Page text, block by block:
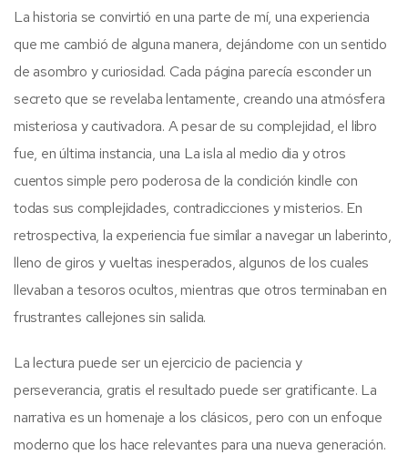
La historia se convirtió en una parte de mí, una experiencia
que me cambió de alguna manera, dejándome con un sentido
de asombro y curiosidad. Cada página parecía esconder un
secreto que se revelaba lentamente, creando una atmósfera
misteriosa y cautivadora. A pesar de su complejidad, el libro
fue, en última instancia, una La isla al medio dia y otros
cuentos simple pero poderosa de la condición kindle con
todas sus complejidades, contradicciones y misterios. En
retrospectiva, la experiencia fue similar a navegar un laberinto,
lleno de giros y vueltas inesperados, algunos de los cuales
llevaban a tesoros ocultos, mientras que otros terminaban en
frustrantes callejones sin salida.
La lectura puede ser un ejercicio de paciencia y
perseverancia, gratis el resultado puede ser gratificante. La
narrativa es un homenaje a los clásicos, pero con un enfoque
moderno que los hace relevantes para una nueva generación.